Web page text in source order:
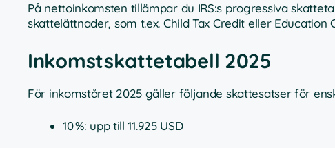
På nettoinkomsten tillämpar du IRS:s progressiva
skattelättnader, som t.ex. Child Tax Credit eller
Inkomstskattetabell 2025
För inkomståret 2025 gäller följande skattesatser för
10 %: upp till 11.925 USD